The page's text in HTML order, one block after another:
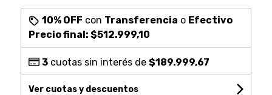
10% OFF con Transferencia o Efectivo
Precio final: $512.999,10
3cuotas sin interés de $189.999,67
Ver cuotas y descuentos